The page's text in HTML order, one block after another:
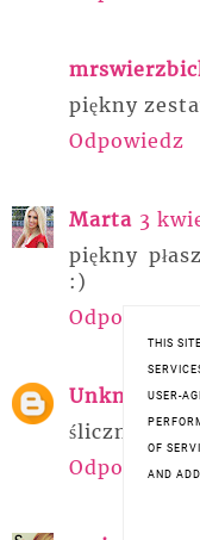
piękny
Odpowiedz
Marta 3
piękny
:)
Odpowiedz
Unknown 3
ślicznie Ci
Odpowiedz
THIS
USER-
OF
AND